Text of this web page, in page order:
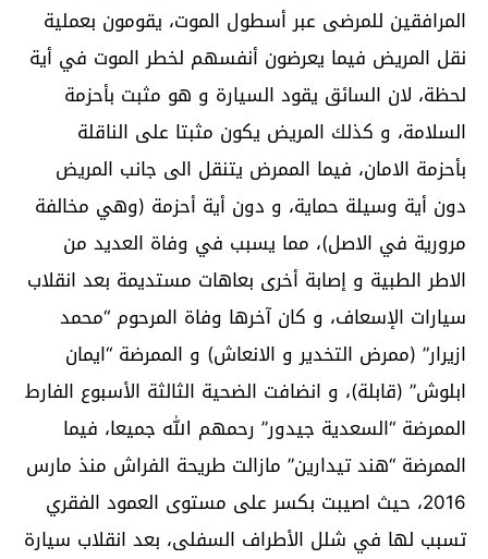
المرافقين للمرضى عبر أسطول الموت، يقومون بعملية
نقل المريض فيما يعرضون أنفسهم لخطر الموت في أية
لحظة، لان السائق يقود السيارة و هو مثبت بأحزمة
السلامة، و كذلك المريض يكون مثبتا على الناقلة
بأحزمة الامان، فيما الممرض يتنقل الى جانب المريض
دون أية وسيلة حماية، و دون أية أحزمة (وهي مخالفة
مرورية في الاصل)، مما يسبب في وفاة العديد من
الاطر الطبية و إصابة أخرى بعاهات مستديمة بعد انقلاب
سيارات الإسعاف، و كان آخرها وفاة المرحوم “محمد
ازيرار” (ممرض التخدير و الانعاش) و الممرضة “ايمان
ابلوش” (قابلة)، و انضافت الضحية الثالثة الأسبوع الفارط
الممرضة “السعدية جيدور” رحمهم الله جميعا، فيما
الممرضة “هند تيدارين” مازالت طريحة الفراش منذ مارس
2016، حيث اصيبت بكسر على مستوى العمود الفقري
تسبب لها في شلل الأطراف السفلى، بعد انقلاب سيارة